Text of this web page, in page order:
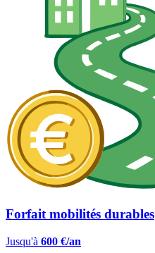
Forfait mobilités durables
Jusqu'à 600 €/an